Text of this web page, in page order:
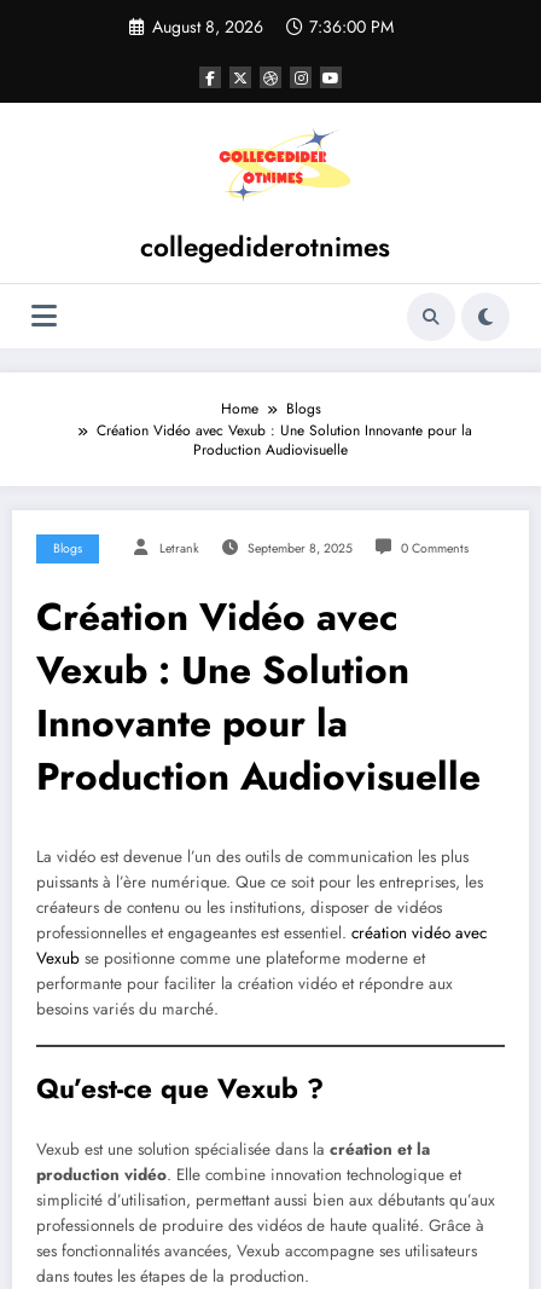
August 8, 2026 7:36:01 PM
collegediderotnimes
Home
Blogs
Création Vidéo avec Vexub : Une Solution Innovante pour la
Production Audiovisuelle
Blogs Letrank September 8, 2025 0 Comments
Création Vidéo avec
Vexub : Une Solution
Innovante pour la
Production Audiovisuelle
La vidéo est devenue l’un des outils de communication les plus
puissants à l’ère numérique. Que ce soit pour les entreprises, les
créateurs de contenu ou les institutions, disposer de vidéos
professionnelles et engageantes est essentiel. création vidéo avec
Vexub se positionne comme une plateforme moderne et
performante pour faciliter la création vidéo et répondre aux
besoins variés du marché.
Qu’est-ce que Vexub ?
Vexub est une solution spécialisée dans la création et la
production vidéo. Elle combine innovation technologique et
simplicité d’utilisation, permettant aussi bien aux débutants qu’aux
professionnels de produire des vidéos de haute qualité. Grâce à
ses fonctionnalités avancées, Vexub accompagne ses utilisateurs
dans toutes les étapes de la production.